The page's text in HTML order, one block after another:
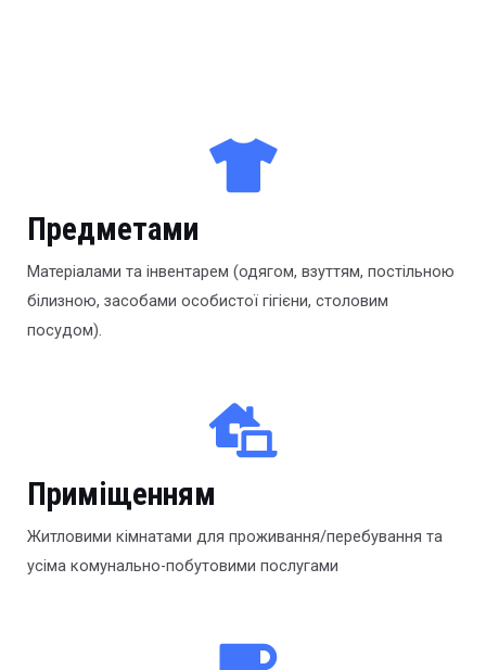
Предметами
Матеріалами та інвентарем (одягом, взуттям, постільною
білизною, засобами особистої гігієни, столовим
посудом).
Приміщенням
Житловими кімнатами для проживання/перебування та
усіма комунально-побутовими послугами